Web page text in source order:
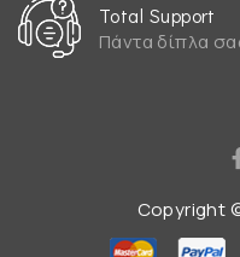
Total Support
Πάντα δίπλα
Copyright